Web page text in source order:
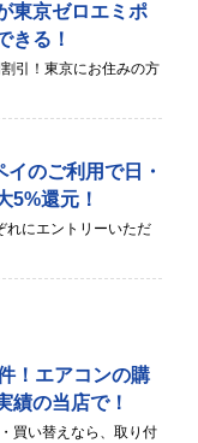
東京ゼロエミポ
きる！
引！東京にお住みの方
のご利用で日・
5%還元！
れにエントリーいただ
！エアコンの購
績の当店で！
買い替えなら、取り付